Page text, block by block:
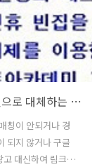
애드센스 공익광고 올포스트 리스트 위젯으로 대체하는 방법
칭이 안되거나 경
되지 않거나 구글
대신하여 림크프